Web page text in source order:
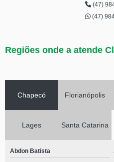
(47)
(47)
Regiões onde a atende
Chapecó Florianópolis
Lages Santa Catarina
Abdon Batista